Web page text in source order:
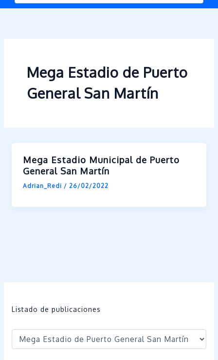
Mega Estadio de Puerto
General San Martín
Mega Estadio Municipal de Puerto
General San Martín
Adrian_Redi / 26/02/2022
Listado de publicaciones